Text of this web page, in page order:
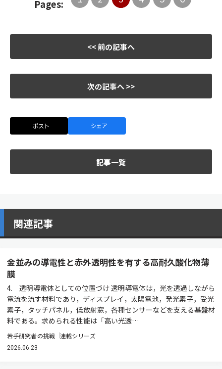
Pages:
<< 前の記事へ
次の記事へ >>
ポスト シェア
記事一覧
関連記事
金並みの導電性と赤外透明性を有する高耐久酸化物薄
膜
4. 透明導電体としての位置づけ 透明導電体は，光を透過しながら
電流を流す材料であり，ディスプレイ，太陽電池，発光素子，受光
素子，タッチパネル，低放射窓，各種センサーなどを支える基盤材
料である。求められる性能は「高い光透…
若手研究者の挑戦 連載シリーズ
2026.06.23